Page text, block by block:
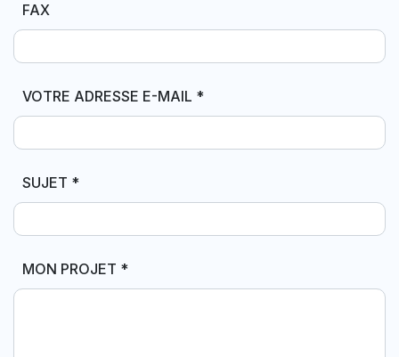
FAX
VOTRE ADRESSE E-MAIL *
SUJET *
MON PROJET *